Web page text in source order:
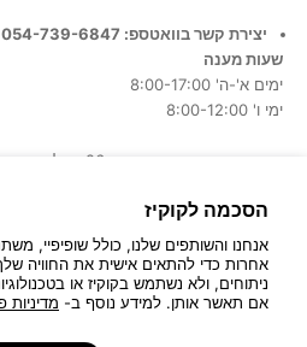
הסכמה לקוקיז
אנחנו והשותפים שלנו, כולל שופיפיי,
אחרות כדי להתאים אישית את החוויה
ניתוחים, ולא נשתמש בקוקיז או
אם תאשר אותן. למידע נוסף ב- מדיניות
יצירת קשר בוואטספ: 054-739-6847
שעות מענה
ימים א'-ה' 8:00-17:00
ימי ו' 8:00-12:00